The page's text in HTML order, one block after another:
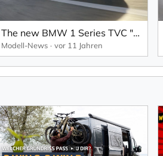
The new BMW 1 Series TVC "Rear-Wheel Drive".
Modell-News vor 11 Jahren